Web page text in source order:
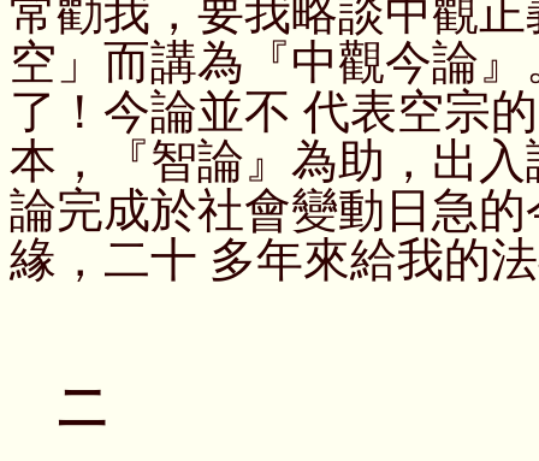
常勸我，要我略談中觀
空」而講為『中觀今論
了！今論並不 代表空宗
本，『智論』為助，出
論完成於社會變動日急
緣，二十 多年來給我的
二